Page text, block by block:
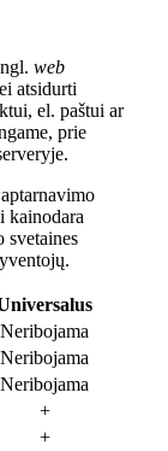
web
atsidurti
el. paštui ar
prie
kainodara
svetaines
Neribojama
Neribojama
Neribojama
+
+